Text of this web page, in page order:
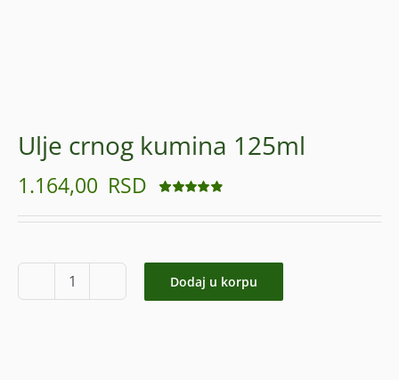
Ulje crnog kumina 125ml
1.164,00 RSD
4.88od 5 na
Ulje
crnog
Dodaj u korpu